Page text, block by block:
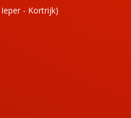
- Kortrijk)